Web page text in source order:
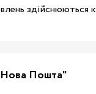
здійснюються
Пошта"